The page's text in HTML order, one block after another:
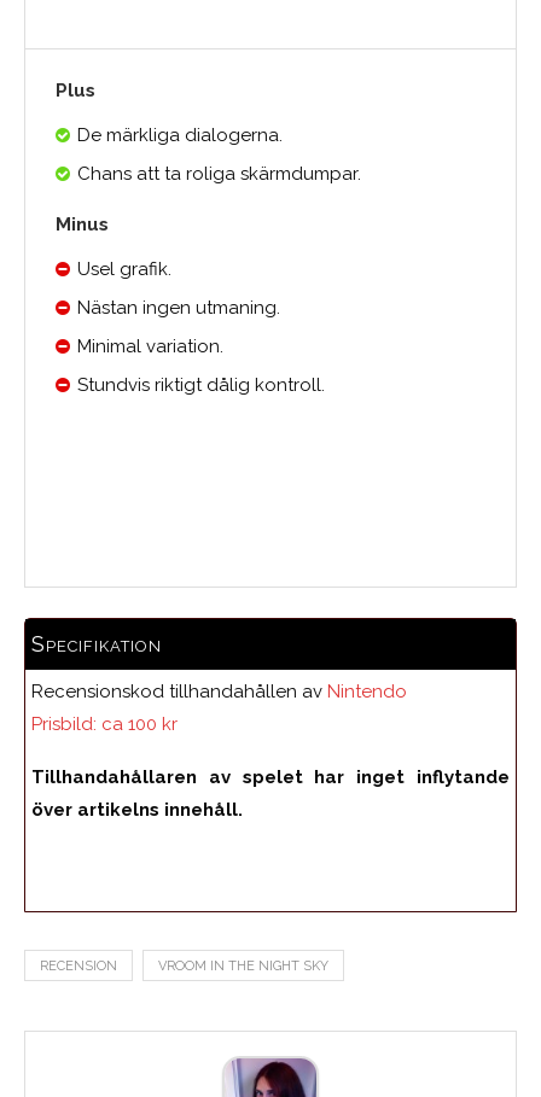
Plus
De märkliga dialogerna.
Chans att ta roliga skärmdumpar.
Minus
Usel grafik.
Nästan ingen utmaning.
Minimal variation.
Stundvis riktigt dålig kontroll.
Specifikation
Recensionskod tillhandahållen av Nintendo
Prisbild: ca 100 kr
Tillhandahållaren av spelet har inget inflytande
över artikelns innehåll.
RECENSION VROOM IN THE NIGHT SKY